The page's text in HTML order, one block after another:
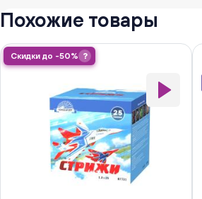
Похожие товары
Скидки до -50% ?